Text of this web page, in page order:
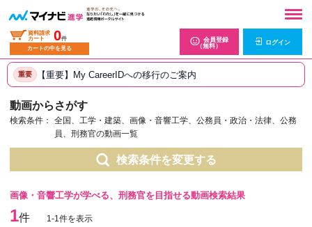
資料請求
カート
0件
カートの中を見る
会員登録
（無料）
ログイン
重要 【重要】My CareerIDへの移行のご案内
動画からさがす
検索条件：
全国、工学・建築、画像・音響工学、公務員・政治・法律、公務
員、刑務官の動画一覧
検索条件を変更する
画像・音響工学が学べる、刑務官を目指せる動画検索結果
1件 1-1件を表示